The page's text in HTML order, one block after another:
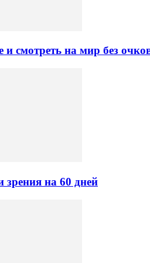
смотреть на мир без
зрения на 60 дней